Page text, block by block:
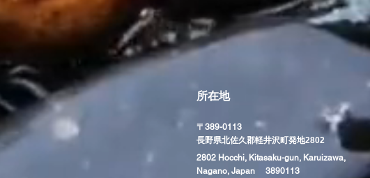
所在地
〒389-0113
​長野県北佐久郡軽井沢町発地2802
2802 Hocchi, Kitasaku-gun, Karuizawa,
Nagano, Japan 3890113